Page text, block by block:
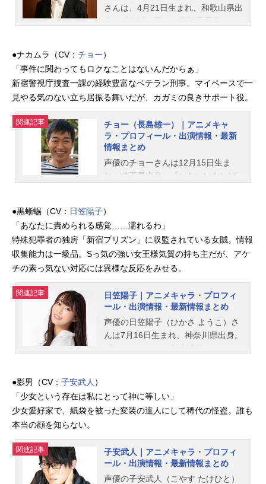
さんは、4月21日生まれ、和歌山県出
演じています。こちらでは、小西克
幸さんのオススメ記事をご紹介！
●ナカムラ（CV： チョー）
「事件に関わってもロクなことはないんだからぁ」
新宿警視庁捜査一課の経験豊富なベテラン刑事。マイペースで一
見やる気のない立ち居振る舞いだが、カガミの良きサポート役。
関連記事
チョー（長島雄一）｜アニメキャ
ラ・プロフィール・出演情報・最新
情報まとめ
声優のチョーさんは12月15日生ま
れ、埼玉県出身。『いないいないば
作品のキャラクターを演じていま
す。こちらでは、チョーさんのオス
スメ記事をご紹介！
●黒蜥蜴（CV： 日笠陽子）
「あなたに責められる感覚……濡れるわ」
特殊犯罪者の独房「新宿プリズン」に収監されている女賊。情報
収集能力は一級品。Sっ気の強い女王様気質の持ち主だが、アケ
チの素っ気ない対応には異様な反応をみせる。
関連記事
日笠陽子｜アニメキャラ・プロフィ
ール・出演情報・最新情報まとめ
声優の日笠陽子（ひかさ ようこ）さ
んは7月16日生まれ、神奈川県出身。
演じています。こちらでは、日笠陽
子さんのオススメ記事をご紹介！
●影男（CV： 子安武人 ）
「少女という存在は私にとって神に等しい」
少女愛好家で、紙袋を被った変装の達人にして稀代の怪盗。誰も
本当の顔を知らない。
関連記事
子安武人｜アニメキャラ・プロフィ
ール・出演情報・最新情報まとめ
声優の子安武人（こやす たけひと）